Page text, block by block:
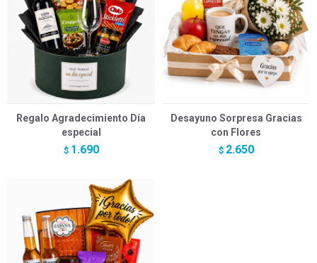
Regalo Agradecimiento Día
especial
$ 1.690
Desayuno Sorpresa Gracias
con Flores
$ 2.650